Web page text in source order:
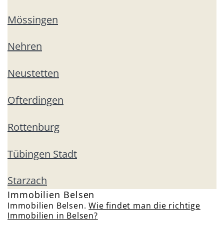
Mössingen
Nehren
Neustetten
Ofterdingen
Rottenburg
Tübingen Stadt
Starzach
Immobilien Belsen
Immobilien Belsen.Wie findet man die richtige
Immobilien in Belsen?